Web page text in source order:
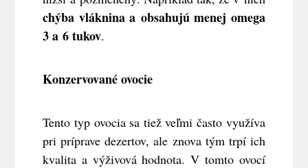
chýba vláknina a obsahujú menej omega
3 a 6 tukov.
Konzervované ovocie
Tento typ ovocia sa tiež veľmi často využíva
pri príprave dezertov, ale znova tým trpí ich
kvalita a výživová hodnota. V tomto ovocí